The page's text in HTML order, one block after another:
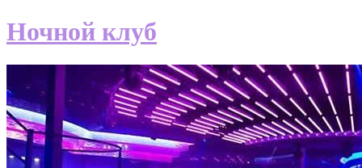
Ночной клуб